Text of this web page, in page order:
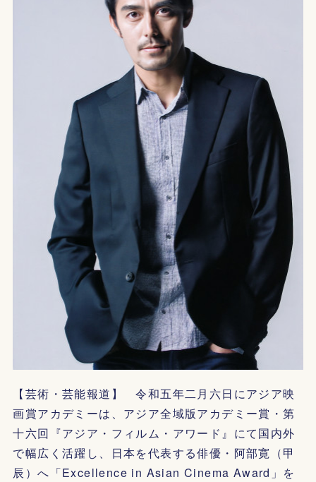
【芸術・芸能報道】 令和五年二月六日にアジア映
画賞アカデミーは、アジア全域版アカデミー賞・第
十六回『アジア・フィルム・アワード』にて国内外
で幅広く活躍し、日本を代表する俳優・阿部寛（甲
辰）へ「Excellence in Asian Cinema Award」を